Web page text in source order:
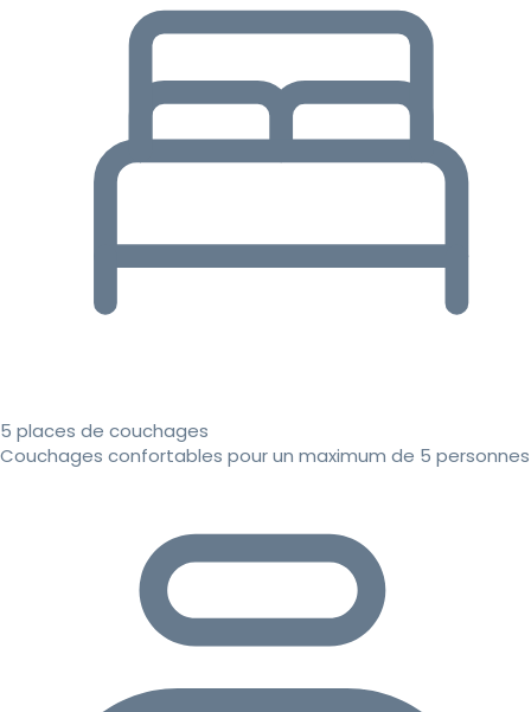
5 places de couchages
Couchages confortables pour un maximum de 5 personnes